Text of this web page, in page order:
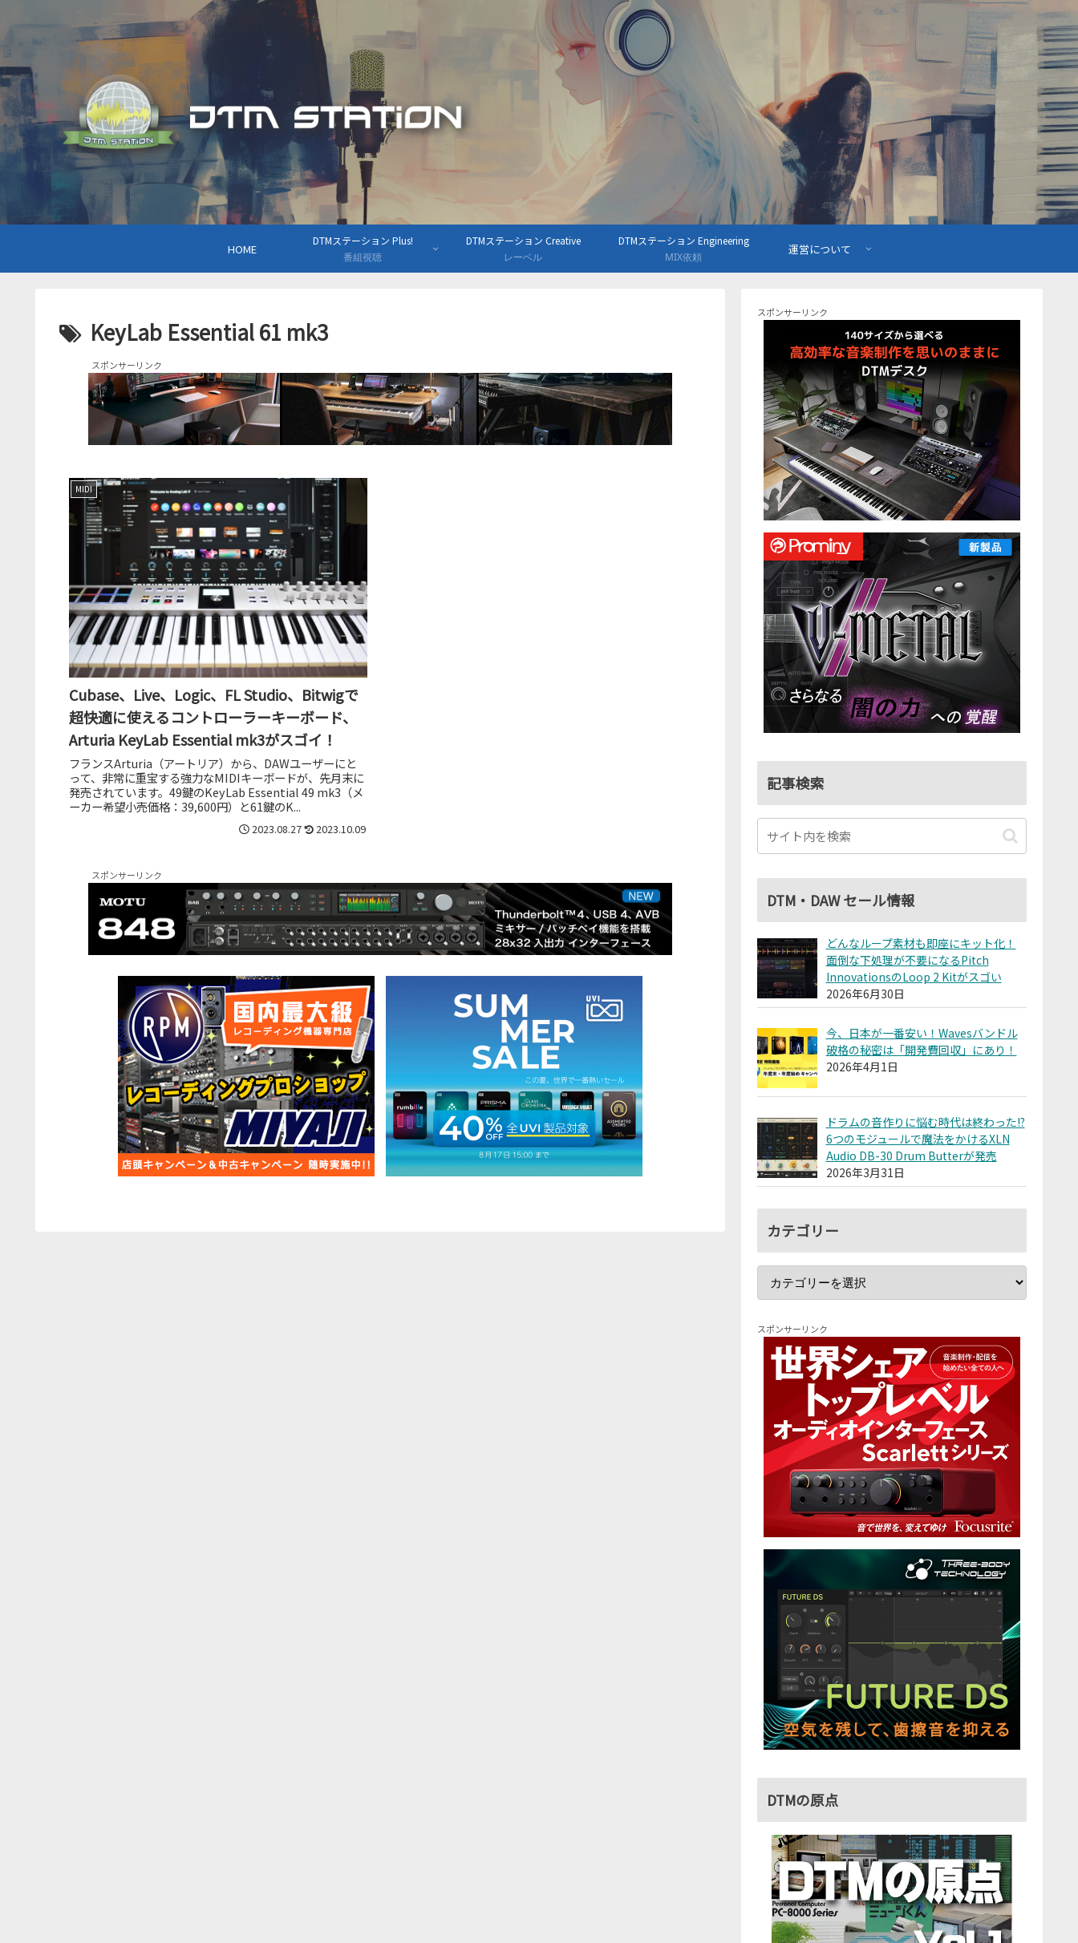
HOME
DTMステーション Plus!
番組視聴
DTMステーション Creative
レーベル
DTMステーション Engineering
MIX依頼
運営について
KeyLab Essential 61 mk3
スポンサーリンク
MIDI
Cubase、Live、Logic、FL Studio、Bitwigで
超快適に使えるコントローラーキーボード、
Arturia KeyLab Essential mk3がスゴイ！
フランスArturia（アートリア）から、DAWユーザーにと
って、非常に重宝する強力なMIDIキーボードが、先月末に
発売されています。49鍵のKeyLab Essential 49 mk3（メ
ーカー希望小売価格：39,600円）と61鍵のK...
2023.08.27 2023.10.09
スポンサーリンク
スポンサーリンク
記事検索
DTM・DAW セール情報
どんなループ素材も即座にキット化！
面倒な下処理が不要になるPitch
InnovationsのLoop 2 Kitがスゴい
2026年6月30日
今、日本が一番安い！Wavesバンドル
破格の秘密は「開発費回収」にあり！
2026年4月1日
ドラムの音作りに悩む時代は終わった!?
6つのモジュールで魔法をかけるXLN
Audio DB-30 Drum Butterが発売
2026年3月31日
カテゴリー
スポンサーリンク
DTMの原点